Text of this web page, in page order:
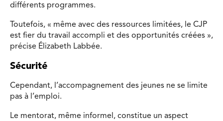
différents programmes.
Toutefois, « même avec des ressources limitées, le CJP
est fier du travail accompli et des opportunités créées »,
précise Élizabeth Labbée.
Sécurité
Cependant, l’accompagnement des jeunes ne se limite
pas à l’emploi.
Le mentorat, même informel, constitue un aspect